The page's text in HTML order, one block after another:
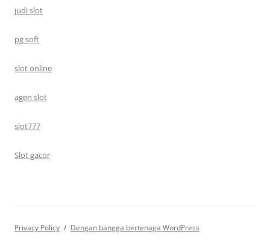
judi slot
pg soft
slot online
agen slot
slot777
Slot gacor
Privacy Policy Dengan bangga bertenaga WordPress